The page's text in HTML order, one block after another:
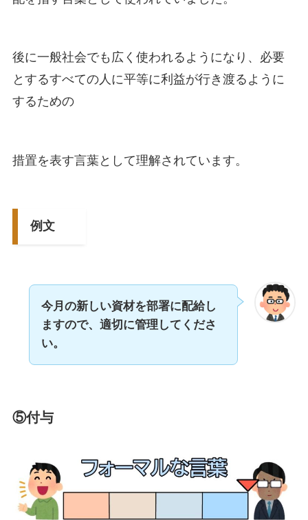
後に一般社会でも広く使われるようになり、必要
とするすべての人に平等に利益が行き渡るように
するための
措置を表す言葉として理解されています。
例文
今月の新しい資材を部署に配給し
ますので、適切に管理してくださ
い。
⑤付与